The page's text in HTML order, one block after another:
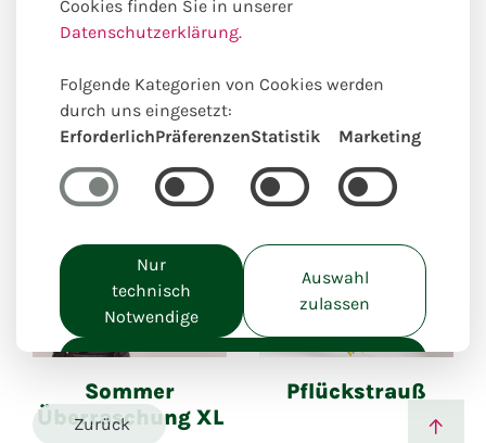
Unsere online Auswahl hierzu
passender Produkte
Zurück
Einzigartig lokal kreiert
Sommer
Überraschung XL
Einzigartig lokal kreiert
Pflückstrauß
Cookies finden Sie in unserer
Datenschutzerklärung.
Folgende Kategorien von Cookies werden
durch uns eingesetzt:
ErforderlichPräferenzenStatistik Marketing
Nur
technisch
Notwendige
Auswahl
zulassen
Alle akzeptieren